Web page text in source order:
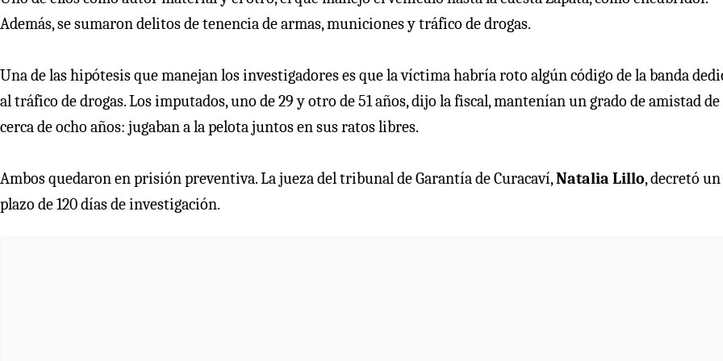
Además, se sumaron delitos de tenencia de armas, municiones y tráfico de drogas.
Una de las hipótesis que manejan los investigadores es que la víctima habría roto algún código de la banda
al tráfico de drogas. Los imputados, uno de 29 y otro de 51 años, dijo la fiscal, mantenían un grado de amistad de
cerca de ocho años: jugaban a la pelota juntos en sus ratos libres.
Ambos quedaron en prisión preventiva. La jueza del tribunal de Garantía de Curacaví,Natalia Lillo, decretó un
plazo de 120 días de investigación.